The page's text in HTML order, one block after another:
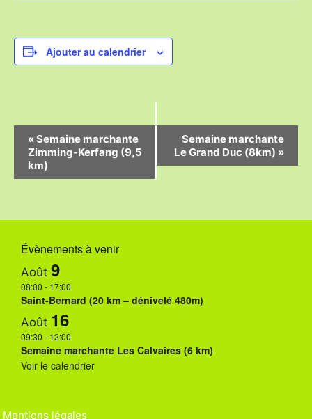
Ajouter au calendrier
v
a
o
n
É
«Semaine marchante
Zimming-Kerfang (9,5
km)
Semaine marchante
Le Grand Duc (8km) »
Évènements à venir
Août 9
08:00 - 17:00
Saint-Bernard (20 km – dénivelé 480m)
Août 16
09:30 - 12:00
Semaine marchante Les Calvaires (6 km)
Voir le calendrier
Mentions légales